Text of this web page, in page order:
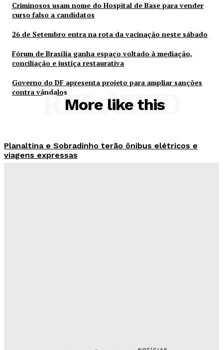
Criminosos usam nome do Hospital de Base para vender
curso falso a candidatos
26 de Setembro entra na rota da vacinação neste sábado
Fórum de Brasília ganha espaço voltado à mediação,
conciliação e justiça restaurativa
Governo do DF apresenta projeto para ampliar sanções
contra vândalos
More like this
RELATED
Planaltina e Sobradinho terão ônibus elétricos e
viagens expressas